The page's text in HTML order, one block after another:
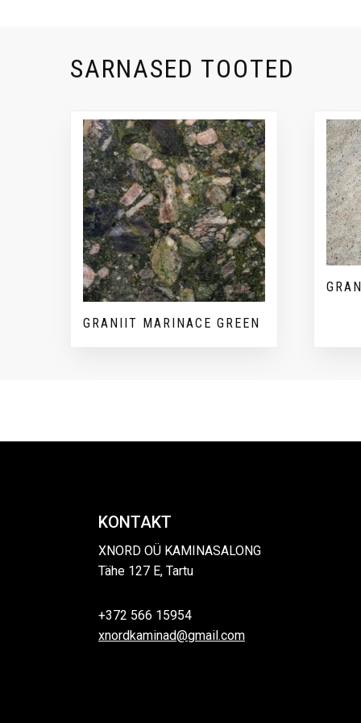
SARNASED TOOTED
GRANIIT MARINACE GREEN
KONTAKT
XNORD OÜ KAMINASALONG
Tähe 127 E, Tartu
+372 566 15954
xnordkaminad@gmail.com